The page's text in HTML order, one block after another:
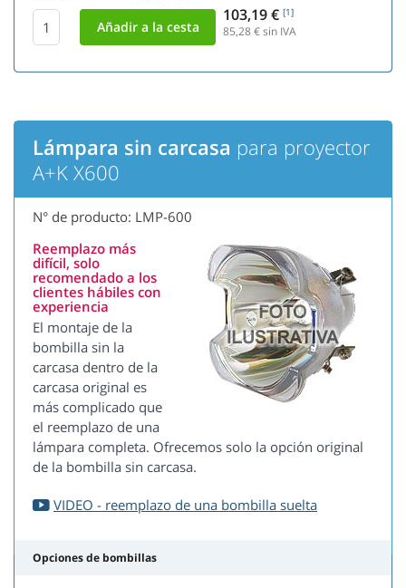
103,19 € [1]
85,28€ sin IVA
Lámpara sin carcasa para proyector
A+K X600
N° de producto: LMP-600
Reemplazo más
difícil, solo
recomendado a los
clientes hábiles con
experiencia
El montaje de la
bombilla sin la
carcasa dentro de la
carcasa original es
más complicado que
el reemplazo de una
lámpara completa. Ofrecemos solo la opción original
de la bombilla sin carcasa.
VIDEO - reemplazo de una bombilla suelta
Opciones de bombillas